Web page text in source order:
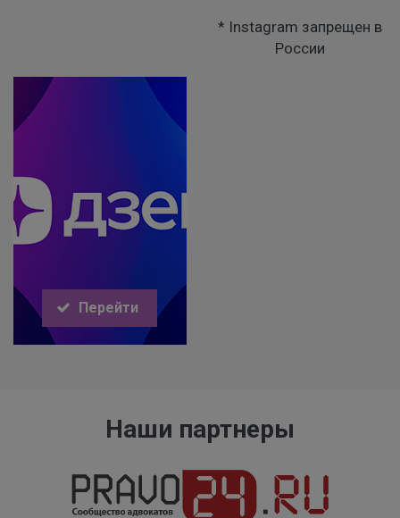
* Instagram запрещен в
России
Перейти
Наши партнеры